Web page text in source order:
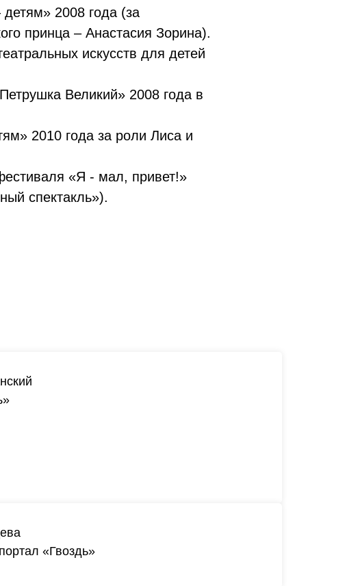
2008 года (за
принца – Анастасия Зорина).
искусств для детей
Великий» 2008 года в
2010 года за роли Лиса и
«Я - мал, привет!»
спектакль»).
«Гвоздь»